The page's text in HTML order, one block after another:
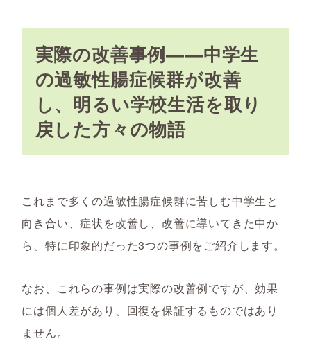
実際の改善事例――中学生
の過敏性腸症候群が改善
し、明るい学校生活を取り
戻した方々の物語
これまで多くの過敏性腸症候群に苦しむ中学生と
向き合い、症状を改善し、改善に導いてきた中か
ら、特に印象的だった3つの事例をご紹介します。
なお、これらの事例は実際の改善例ですが、効果
には個人差があり、回復を保証するものではあり
ません。